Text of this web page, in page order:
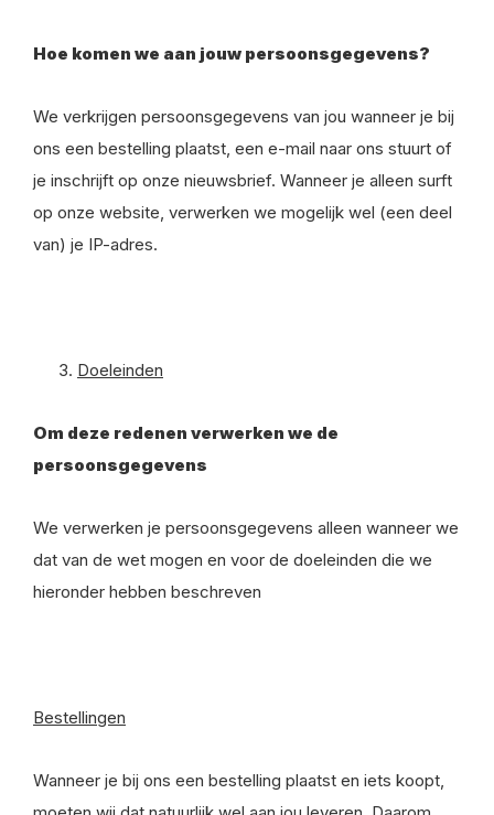
Hoe komen we aan jouw persoonsgegevens?
We verkrijgen persoonsgegevens van jou wanneer je bij
ons een bestelling plaatst, een e-mail naar ons stuurt of
je inschrijft op onze nieuwsbrief. Wanneer je alleen surft
op onze website, verwerken we mogelijk wel (een deel
van) je IP-adres.
Doeleinden
Om deze redenen verwerken we de
persoonsgegevens
We verwerken je persoonsgegevens alleen wanneer we
dat van de wet mogen en voor de doeleinden die we
hieronder hebben beschreven
Bestellingen
Wanneer je bij ons een bestelling plaatst en iets koopt,